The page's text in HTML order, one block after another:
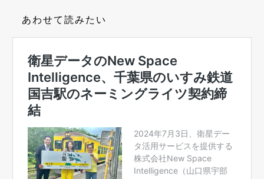
あわせて読みたい